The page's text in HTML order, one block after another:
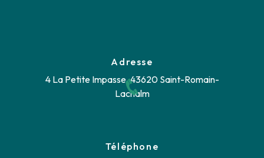
Adresse
4 La Petite Impasse, 43620 Saint-Romain-
Lachalm
Téléphone